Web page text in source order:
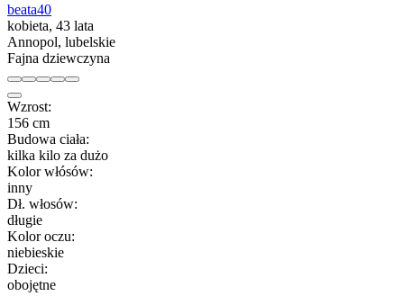
beata40
kobieta, 43 lata
Annopol, lubelskie
Fajna dziewczyna
Wzrost:
156 cm
Budowa ciała:
kilka kilo za dużo
Kolor włósów:
inny
Dł. włosów:
długie
Kolor oczu:
niebieskie
Dzieci:
obojętne